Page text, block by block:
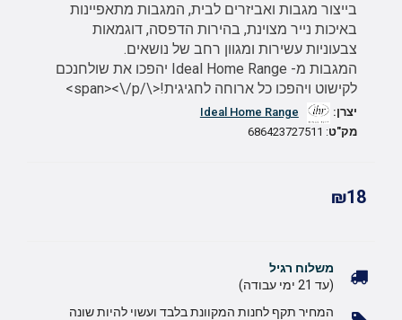
בייצור מגבות ואביזרים לבית, המגבות מתאפיינות
באיכות נייר מצוינת, בהירות הדפסה, דוגמאות
צבעוניות עשירות ומגוון רחב של נושאים.
המגבות מ- Ideal Home Range יהפכו את שולחנכם
לקישוט ויהפכו כל ארוחה לחגיגית!<\/span><\/p>
יצרן:
Ideal Home Range
מק"ט: 686423727511
₪18
משלוח רגיל
(עד 21 ימי עבודה)
המחיר תקף לחנות המקוונת בלבד ועשוי להיות שונה